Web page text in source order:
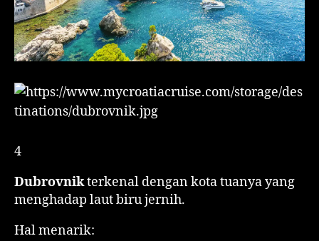
4
Dubrovnikterkenal dengan kota tuanya yang
menghadap laut biru jernih.
Hal menarik: